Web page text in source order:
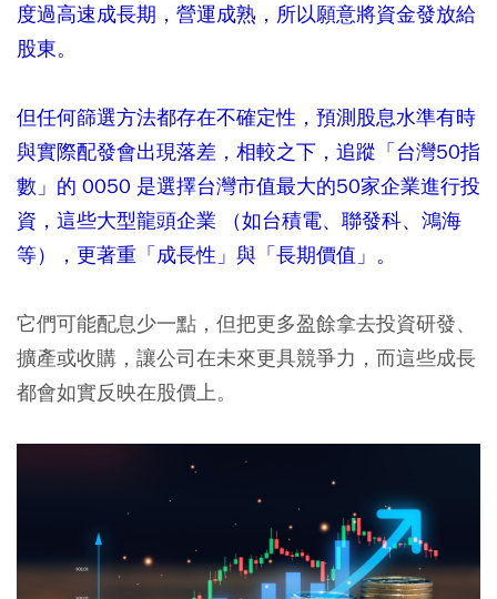
度過高速成長期，營運成熟，所以願意將資金發放給
股東。
但任何篩選方法都存在不確定性，預測股息水準有時
與實際配發會出現落差，相較之下，追蹤「台灣50指
數」的 0050 是選擇台灣市值最大的50家企業進行投
資，這些大型龍頭企業 （如台積電、聯發科、鴻海
等），更著重「成長性」與「長期價值」。
它們可能配息少一點，但把更多盈餘拿去投資研發、
擴產或收購，讓公司在未來更具競爭力，而這些成長
都會如實反映在股價上。